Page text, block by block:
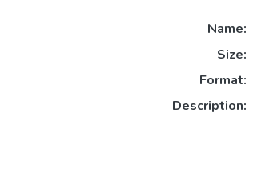
Name:
Size:
Format:
Description: